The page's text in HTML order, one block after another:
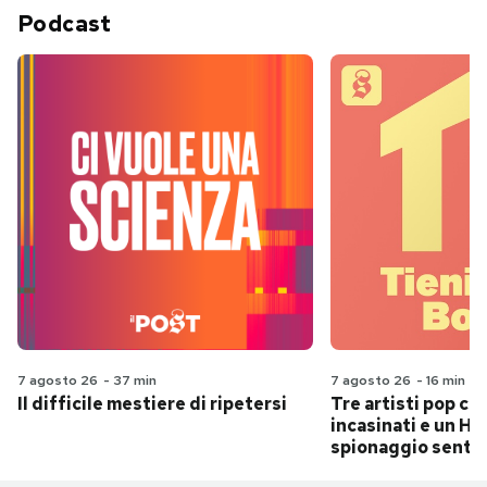
Podcast
7 agosto 26 - 37 min
Il difficile mestiere di ripetersi
7 agosto 26 - 16 min
Tre artisti pop
incasinati e un
spionaggio